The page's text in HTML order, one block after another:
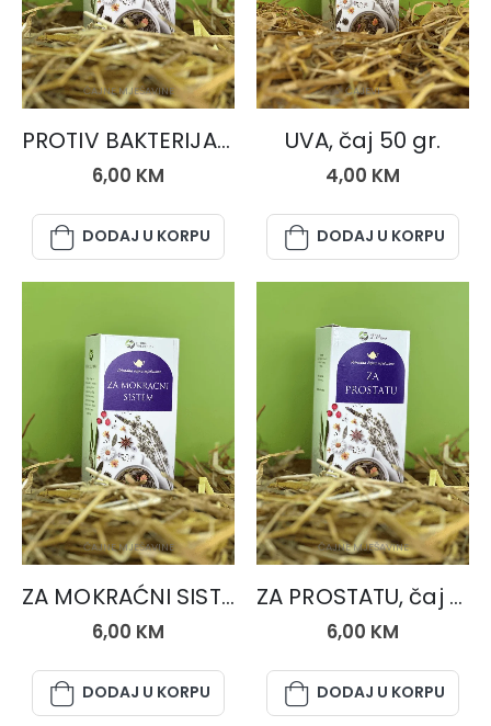
ČAJNE MJEŠAVINE
PROTIV BAKTERIJA U URINU ZA TRUDNICE I DJECU, čaj 50 gr.
6,00 KM
DODAJ U KORPU
ČAJEVI
UVA, čaj 50 gr.
4,00 KM
DODAJ U KORPU
ČAJNE MJEŠAVINE
ZA MOKRAĆNI SISTEM, čaj 50 gr.
6,00 KM
DODAJ U KORPU
ČAJNE MJEŠAVINE
ZA PROSTATU, čaj 50 gr.
6,00 KM
DODAJ U KORPU